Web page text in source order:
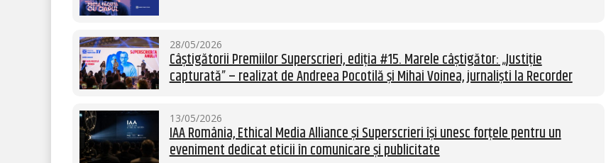
28/05/2026
Câștigătorii Premiilor Superscrieri, ediția #15. Marele câștigător: „Justiție
capturată” – realizat de Andreea Pocotilă și Mihai Voinea, jurnaliști la Recorder
13/05/2026
IAA România, Ethical Media Alliance și Superscrieri își unesc forțele pentru un
eveniment dedicat eticii în comunicare și publicitate